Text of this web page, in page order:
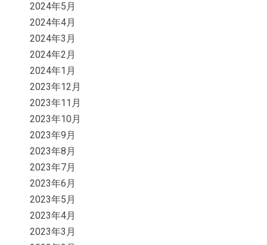
2024年5月
2024年4月
2024年3月
2024年2月
2024年1月
2023年12月
2023年11月
2023年10月
2023年9月
2023年8月
2023年7月
2023年6月
2023年5月
2023年4月
2023年3月